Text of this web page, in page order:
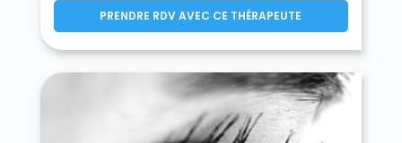
PRENDRE RDV AVEC CE THÉRAPEUTE